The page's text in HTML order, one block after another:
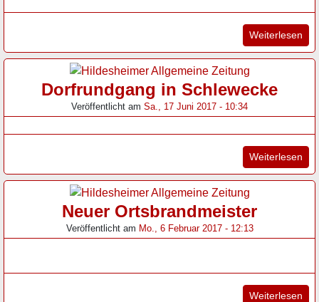
Weiterlesen
Dorfrundgang in Schlewecke
Veröffentlicht am Sa., 17 Juni 2017 - 10:34
Weiterlesen
Neuer Ortsbrandmeister
Veröffentlicht am Mo., 6 Februar 2017 - 12:13
Weiterlesen